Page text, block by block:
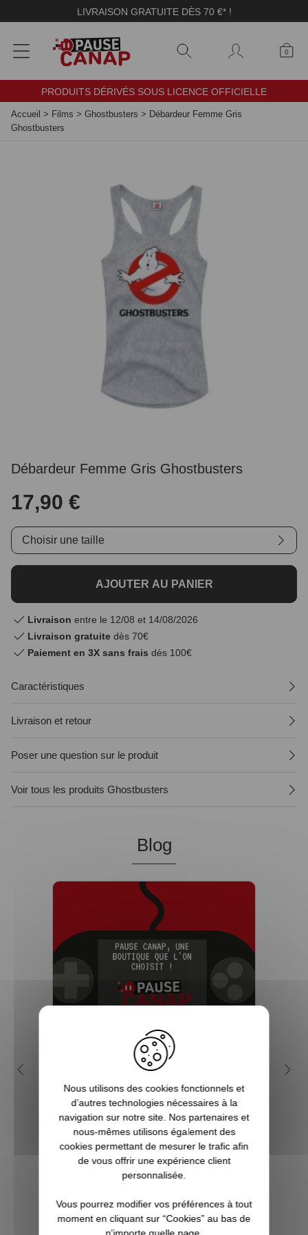
LIVRAISON GRATUITE DÈS 70 €* !
0
PRODUITS DÉRIVÉS SOUS LICENCE OFFICIELLE
Accueil > Films > Ghostbusters > Débardeur Femme Gris
Ghostbusters
Débardeur Femme Gris Ghostbusters
17,90 €
Choisir une taille
AJOUTER AU PANIER
Livraison entre le 12/08 et 14/08/2026
Livraison gratuite dès 70€
Paiement en 3X sans frais dès 100€
Caractéristiques
Livraison et retour
Poser une question sur le produit
Voir tous les produits Ghostbusters
Blog
5 bonnes raisons de choisir
Pause Canap
Vous êtes accro aux séries télé ? Toujours
à l’affût de la sortie du prochain film de
super-héros ? Les jeux vidéo ne sont pas
qu’un simple hobby pour vous, mais une
véritable passion ? Alors vous êtes, ici, sur
Panneau de gestion des cookies
Nous utilisons des cookies fonctionnels et
d’autres technologies nécessaires à la
navigation sur notre site. Nos partenaires et
nous-mêmes utilisons également des
cookies permettant de mesurer le trafic afin
de vous offrir une expérience client
personnalisée.
Vous pourrez modifier vos préférences à tout
moment en cliquant sur “Cookies” au bas de